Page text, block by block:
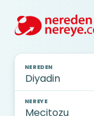
NEREDEN
NEREYE